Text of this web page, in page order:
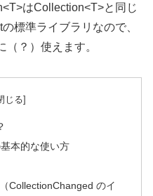
はCollection<T>と同じ
標準ライブラリなので、
？）使えます。
本的な使い方
CollectionChanged のイ